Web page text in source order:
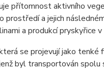
přítomnost aktivního
a jejich
a produkcí pryskyřice
se projevují jako
byl transportován